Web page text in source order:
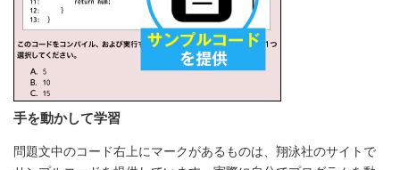
手を動かして学習
問題文中のコード右上にマークがあるものは、翔泳社のサイトで